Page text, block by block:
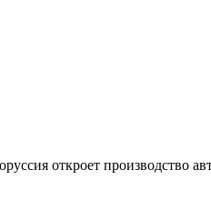
откроет производство